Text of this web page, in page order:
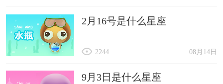
2月16号是什么星座
08月14日
2244
9月3日是什么星座